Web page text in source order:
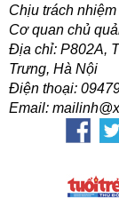
Chịu trách
Cơ quan chủ
Địa chỉ: P802A,
Trưng, Hà Nội
Điện thoại:
Email: